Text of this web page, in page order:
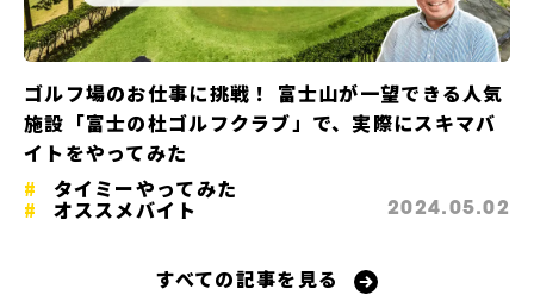
ゴルフ場のお仕事に挑戦！ 富士山が一望できる人気
施設「富士の杜ゴルフクラブ」で、実際にスキマバ
イトをやってみた
タイミーやってみた
オススメバイト 2024.05.02
すべての記事を見る